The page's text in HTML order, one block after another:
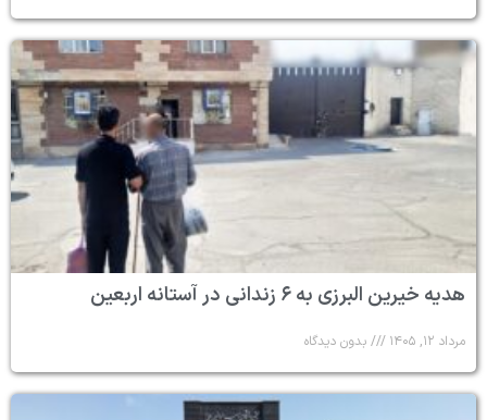
هدیه خیرین البرزی به ۶ زندانی در آستانه اربعین
مرداد ۱۲, ۱۴۰۵ بدون دیدگاه